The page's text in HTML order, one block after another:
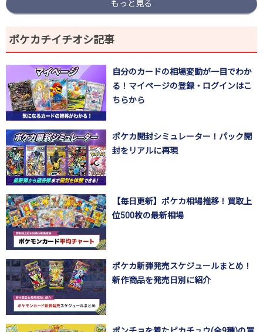
もっと見る
ポケカチイチオシ記事
自分のカードの相場変動が一目でわか
る！マイページの登録・ログインはこ
ちらから
ポケカ開封シミュレーター！パック開
封をリアルに再現
【毎日更新】ポケカ相場推移！買取上
位500枚の最新相場
ポケカ新弾発売スケジュールまとめ！
新作商品を発売日別に紹介